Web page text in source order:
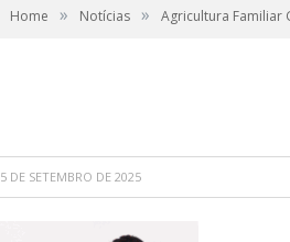
Home » Notícias » Agricultura Familiar
5 DE SETEMBRO DE 2025